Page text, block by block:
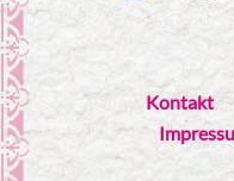
Kontakt